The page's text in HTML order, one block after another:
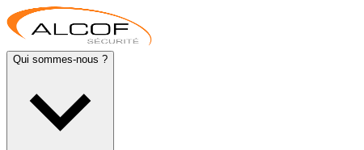
Qui sommes-nous ?